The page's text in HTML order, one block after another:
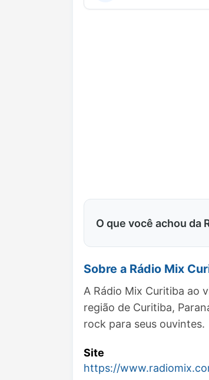
O que você achou da
Sobre a Rádio Mix
A Rádio Mix Curitiba ao
região de Curitiba,
rock para seus ouvintes.
Site
https://